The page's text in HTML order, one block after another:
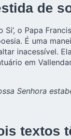
de
Si’, o Papa
É uma
inacessível.
em
Senhora
textos